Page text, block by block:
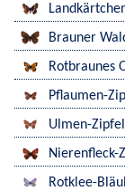
Brauner
Rotbraunes
Pflaumen-
Ulmen-
Rotklee-